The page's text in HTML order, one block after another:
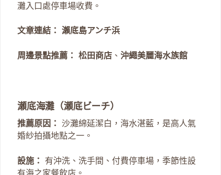
灘入口處停車場收費。
文章連結： 瀨底島アンチ浜
周邊景點推薦： 松田商店 、 沖繩美麗海水族館
瀬底海灘（瀬底ビーチ）
推薦原因： 沙灘綿延潔白，海水湛藍，是高人氣
婚紗拍攝地點之一。
設施：
有沖洗、洗手間、付費停車場，季節性設